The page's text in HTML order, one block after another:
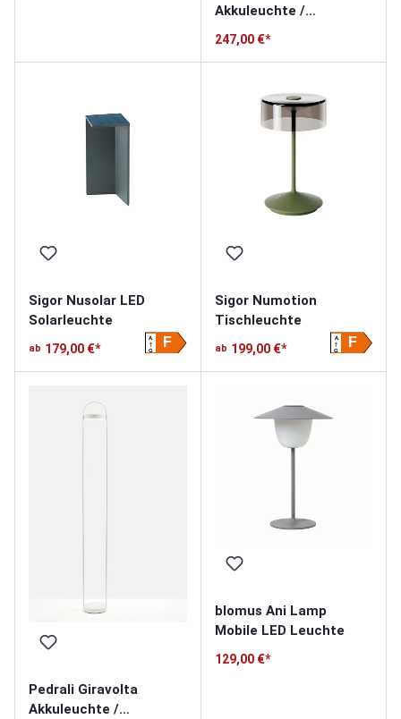
Akkuleuchte /
Tischleuchte
247,00 €*
Sigor Nusolar LED
Solarleuchte
ab 179,00 €* F
A
G
Sigor Numotion
Tischleuchte
ab 199,00 €* F
A
G
Pedrali Giravolta
Akkuleuchte /
blomus Ani Lamp
Mobile LED Leuchte
129,00 €*